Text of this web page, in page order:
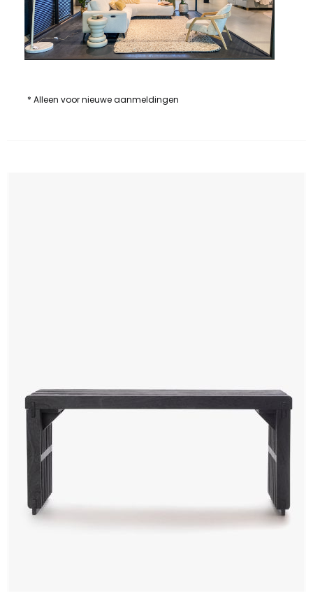
* Alleen voor nieuwe aanmeldingen